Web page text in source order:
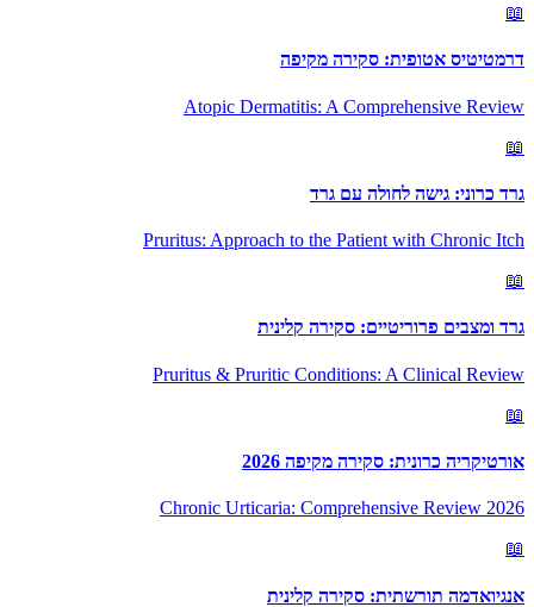
📖
דרמטיטיס אטופית: סקירה מקיפה
Atopic Dermatitis: A Comprehensive Review
📖
גרד כרוני: גישה לחולה עם גרד
Pruritus: Approach to the Patient with Chronic Itch
📖
גרד ומצבים פרוריטיים: סקירה קלינית
Pruritus & Pruritic Conditions: A Clinical Review
📖
אורטיקריה כרונית: סקירה מקיפה 2026
Chronic Urticaria: Comprehensive Review 2026
📖
אנגיואדמה תורשתית: סקירה קלינית